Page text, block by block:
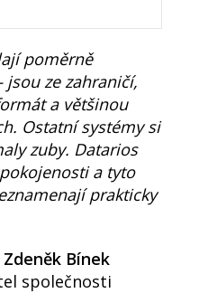
poměrně
ze zahraničí,
a většinou
Ostatní systémy si
zuby. Datarios
a tyto
prakticky
Zdeněk Bínek
společnosti